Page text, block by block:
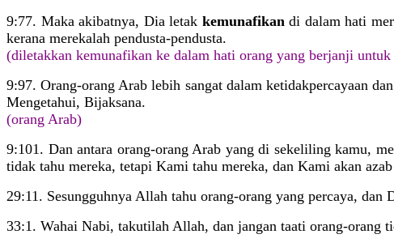
9:77. Maka akibatnya, Dia letak kemunafikandi dalam hati
kerana merekalah pendusta-pendusta.
(diletakkan kemunafikan ke dalam hati orang yang berjanji
9:97. Orang-orang Arab lebih sangat dalam ketidakpercayaan
Mengetahui, Bijaksana.
(orang Arab)
9:101. Dan antara orang-orang Arab yang di sekeliling kamu,
tidak tahu mereka, tetapi Kami tahu mereka, dan Kami akan
29:11. Sesungguhnya Allah tahu orang-orang yang percaya, dan
33:1. Wahai Nabi, takutilah Allah, dan jangan taati orang-orang